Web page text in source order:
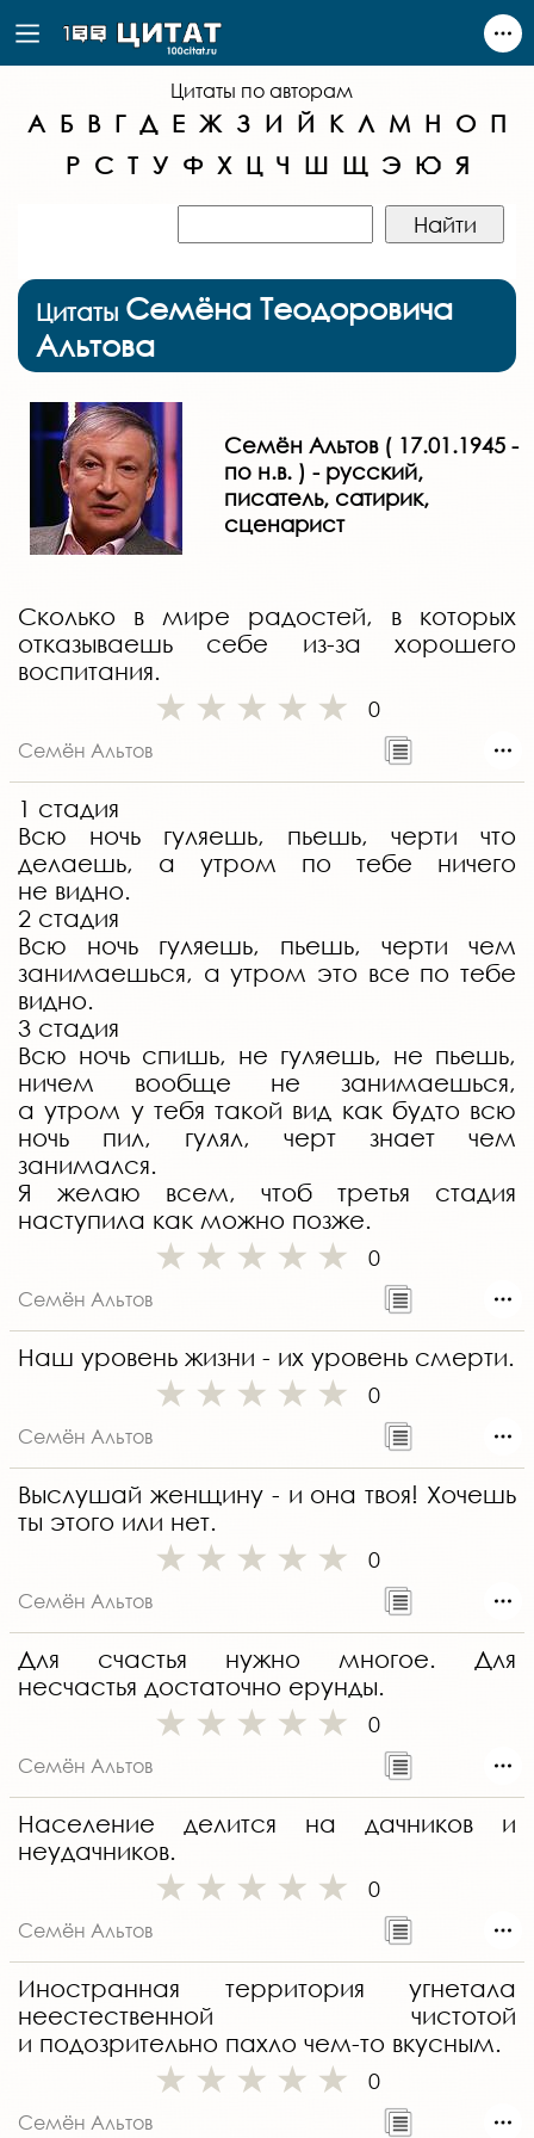
Цитаты по авторам
А Б В Г Д Е Ж З И Й К Л М Н О П
Р С Т У Ф Х Ц Ч Ш Щ Э Ю Я
Цитаты Семёна Теодоровича
Альтова
Семён Альтов ( 17.01.1945 -
по н.в. ) - русский,
писатель, сатирик,
сценарист
Сколько в мире радостей, в которых
отказываешь себе из-за хорошего
воспитания.
0
Семён Альтов
1 стадия
Всю ночь гуляешь, пьешь, черти что
делаешь, а утром по тебе ничего
не видно.
2 стадия
Всю ночь гуляешь, пьешь, черти чем
занимаешься, а утром это все по тебе
видно.
3 стадия
Всю ночь спишь, не гуляешь, не пьешь,
ничем вообще не занимаешься,
а утром у тебя такой вид как будто всю
ночь пил, гулял, черт знает чем
занимался.
Я желаю всем, чтоб третья стадия
наступила как можно позже.
0
Семён Альтов
Наш уровень жизни - их уровень смерти.
0
Семён Альтов
Выслушай женщину - и она твоя! Хочешь
ты этого или нет.
0
Семён Альтов
Для счастья нужно многое. Для
несчастья достаточно ерунды.
0
Семён Альтов
Население делится на дачников и
неудачников.
0
Семён Альтов
Иностранная территория угнетала
неестественной чистотой
и подозрительно пахло чем-то вкусным.
0
Семён Альтов